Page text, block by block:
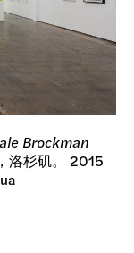
Brockman
洛杉矶。 2015